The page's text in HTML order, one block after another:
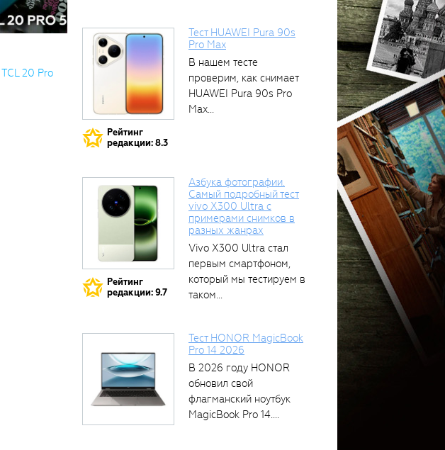
20 Pro
Рейтинг
редакции: 8.3
Тест HUAWEI Pura 90s
Pro Max
В нашем тесте
проверим, как снимает
HUAWEI Pura 90s Pro
Max...
Рейтинг
редакции: 9.7
Азбука фотографии.
Самый подробный тест
vivo X300 Ultra с
примерами снимков в
разных жанрах
Vivo X300 Ultra стал
первым смартфоном,
который мы тестируем в
таком...
Тест HONOR MagicBook
Pro 14 2026
В 2026 году HONOR
обновил свой
флагманский ноутбук
MagicBook Pro 14....